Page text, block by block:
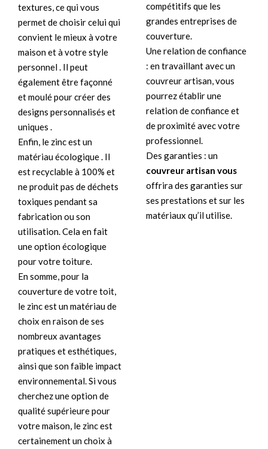
textures, ce qui vous
permet de choisir celui qui
convient le mieux à votre
maison et à votre style
personnel . Il peut
également être façonné
et moulé pour créer des
designs personnalisés et
uniques .
Enfin, le zinc est un
matériau écologique . Il
est recyclable à 100% et
ne produit pas de déchets
toxiques pendant sa
fabrication ou son
utilisation. Cela en fait
une option écologique
pour votre toiture.
En somme, pour la
couverture de votre toit,
le zinc est un matériau de
choix en raison de ses
nombreux avantages
pratiques et esthétiques,
ainsi que son faible impact
environnemental. Si vous
cherchez une option de
qualité supérieure pour
votre maison, le zinc est
certainement un choix à
compétitifs que les
grandes entreprises de
couverture.
Une relation de confiance
: en travaillant avec un
couvreur artisan, vous
pourrez établir une
relation de confiance et
de proximité avec votre
professionnel.
Des garanties : un
couvreur artisan vous
offrira des garanties sur
ses prestations et sur les
matériaux qu’il utilise.